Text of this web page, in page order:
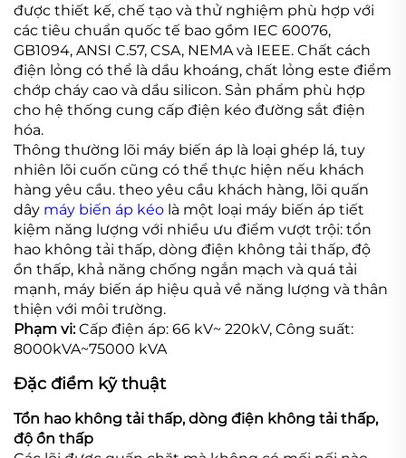
được thiết kế, chế tạo và thử nghiệm phù hợp với
các tiêu chuẩn quốc tế bao gồm IEC 60076,
GB1094, ANSI C.57, CSA, NEMA và IEEE. Chất cách
điện lỏng có thể là dầu khoáng, chất lỏng este điểm
chớp cháy cao và dầu silicon. Sản phẩm phù hợp
cho hệ thống cung cấp điện kéo đường sắt điện
hóa.
Thông thường lõi máy biến áp là loại ghép lá, tuy
nhiên lõi cuốn cũng có thể thực hiện nếu khách
hàng yêu cầu. theo yêu cầu khách hàng, lõi quấn
dây máy biến áp kéo là một loại máy biến áp tiết
kiệm năng lượng với nhiều ưu điểm vượt trội: tổn
hao không tải thấp, dòng điện không tải thấp, độ
ồn thấp, khả năng chống ngắn mạch và quá tải
mạnh, máy biến áp hiệu quả về năng lượng và thân
thiện với môi trường.
Phạm vi:Cấp điện áp: 66 kV~ 220kV, Công suất:
8000kVA~75000 kVA
Đặc điểm kỹ thuật
Tổn hao không tải thấp, dòng điện không tải thấp,
độ ồn thấp